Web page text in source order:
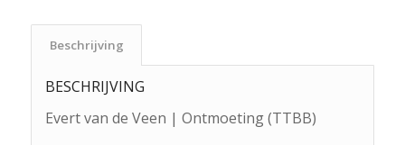
Beschrijving
BESCHRIJVING
Evert van de Veen | Ontmoeting (TTBB)